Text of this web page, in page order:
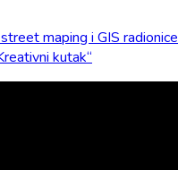
maping i GIS radionice
kutak“